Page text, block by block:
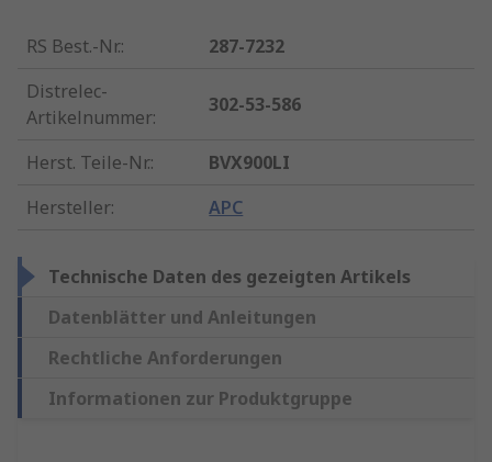
RS Best.-Nr.:
287-7232
Distrelec-
Artikelnummer:
302-53-586
Herst. Teile-Nr.:
BVX900LI
Hersteller: APC
Technische Daten des gezeigten Artikels
Datenblätter und Anleitungen
Rechtliche Anforderungen
Informationen zur Produktgruppe